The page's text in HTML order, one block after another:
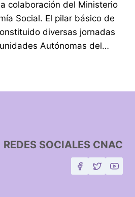
colaboración del Ministerio
Social. El pilar básico de
diversas jornadas
Autónomas del…
REDES SOCIALES CNAC